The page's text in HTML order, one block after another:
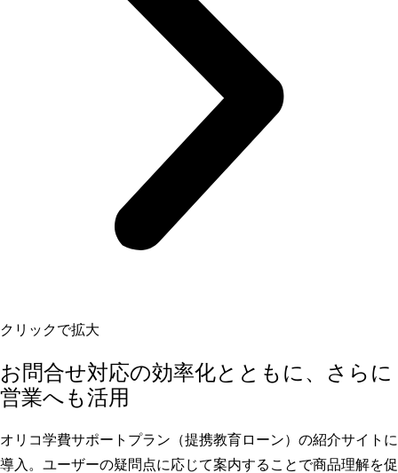
クリックで拡大
お問合せ対応の効率化とともに、さらに
営業へも活用
オリコ学費サポートプラン（提携教育ローン）の紹介サイトに
導入。ユーザーの疑問点に応じて案内することで商品理解を促